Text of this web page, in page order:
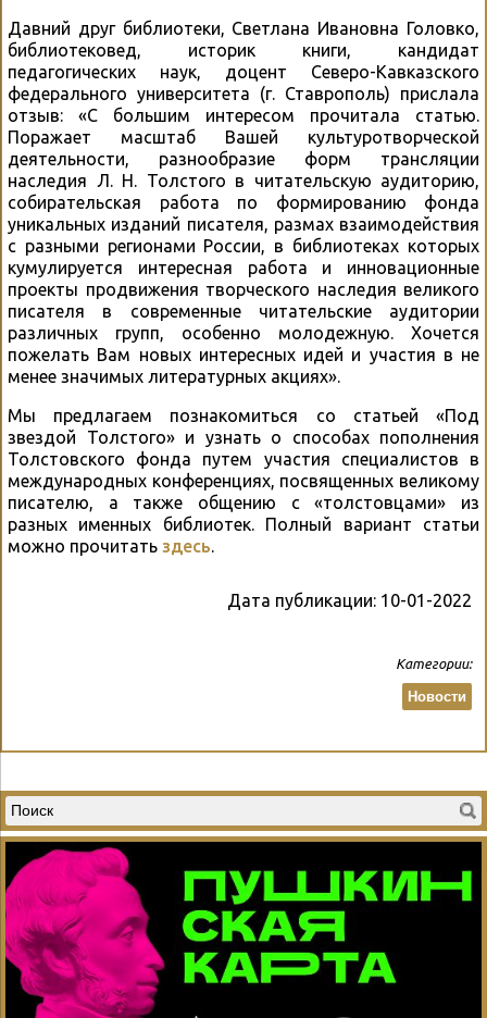
Давний друг библиотеки, Светлана Ивановна Головко,
библиотековед, историк книги, кандидат
педагогических наук, доцент Северо-Кавказского
федерального университета (г. Ставрополь) прислала
отзыв: «С большим интересом прочитала статью.
Поражает масштаб Вашей культуротворческой
деятельности, разнообразие форм трансляции
наследия Л. Н. Толстого в читательскую аудиторию,
собирательская работа по формированию фонда
уникальных изданий писателя, размах взаимодействия
с разными регионами России, в библиотеках которых
кумулируется интересная работа и инновационные
проекты продвижения творческого наследия великого
писателя в современные читательские аудитории
различных групп, особенно молодежную. Хочется
пожелать Вам новых интересных идей и участия в не
менее значимых литературных акциях».
Мы предлагаем познакомиться со статьей «Под
звездой Толстого» и узнать о способах пополнения
Толстовского фонда путем участия специалистов в
международных конференциях, посвященных великому
писателю, а также общению с «толстовцами» из
разных именных библиотек. Полный вариант статьи
можно прочитать здесь.
Дата публикации: 10-01-2022
Категории:
Новости